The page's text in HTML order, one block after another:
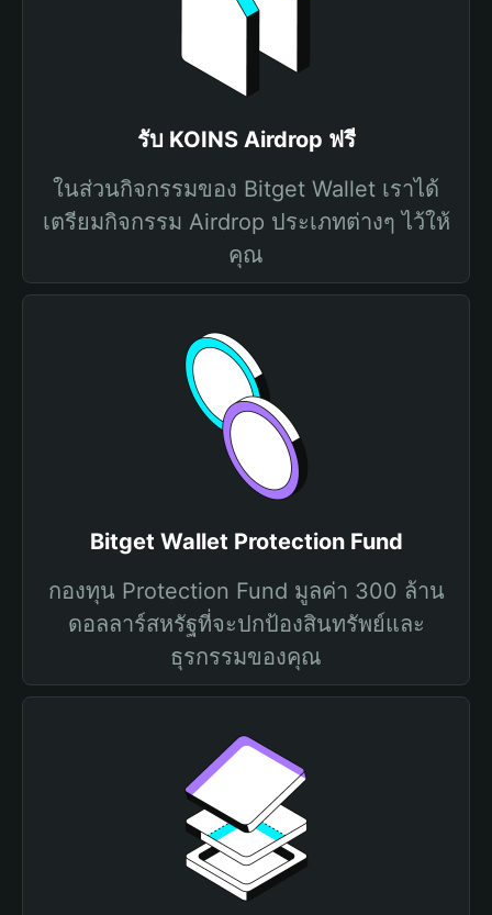
รับ KOINS Airdrop ฟรี
ในส่วนกิจกรรมของ Bitget Wallet เราได้
เตรียมกิจกรรม Airdrop ประเภทต่างๆ ไว้ให้
คุณ
Bitget Wallet Protection Fund
กองทุน Protection Fund มูลค่า 300 ล้าน
ดอลลาร์สหรัฐที่จะปกป้องสินทรัพย์และ
ธุรกรรมของคุณ